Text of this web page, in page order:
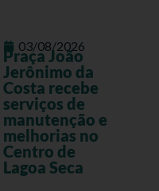
03/08/2026
Praça João
Jerônimo da
Costa recebe
serviços de
manutenção e
melhorias no
Centro de
Lagoa Seca